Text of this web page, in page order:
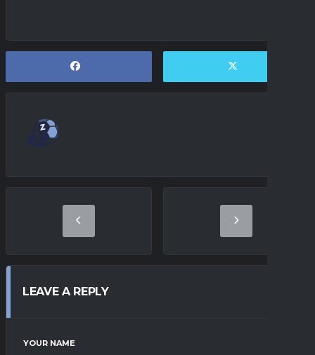
LEAVE A REPLY
YOUR NAME